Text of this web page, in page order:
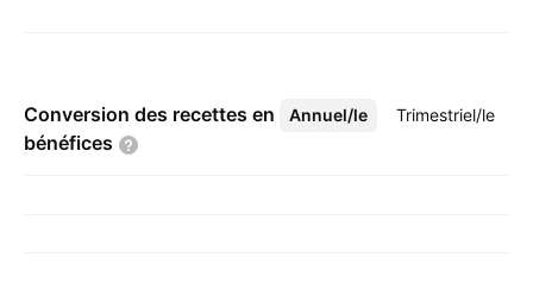
Conversion des recettes en
bénéfices
Annuel/le Trimestriel/le
Plus